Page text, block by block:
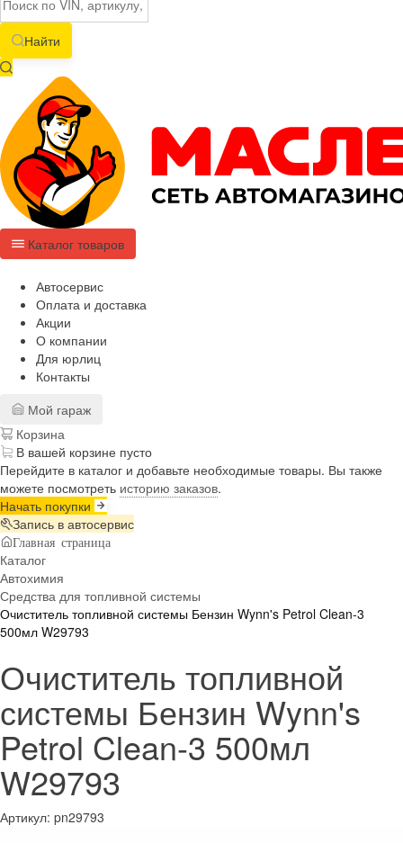
Найти
Каталог товаров
Автосервис
Оплата и доставка
Акции
О компании
Для юрлиц
Контакты
Мой гараж
Корзина
В вашей корзине пусто
Перейдите в каталог и добавьте необходимые товары. Вы также
можете посмотреть историю заказов.
Начать покупки
Запись в автосервис
Главная страница
Каталог
Автохимия
Средства для топливной системы
Очиститель топливной системы Бензин Wynn's Petrol Clean-3
500мл W29793
Очиститель топливной
системы Бензин Wynn's
Petrol Clean-3 500мл
W29793
Артикул: pn29793